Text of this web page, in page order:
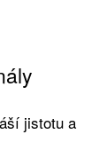
jistotu a